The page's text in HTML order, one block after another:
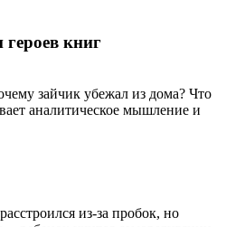
книг
зайчик убежал из дома? Что
аналитическое мышление и
из-за пробок, но